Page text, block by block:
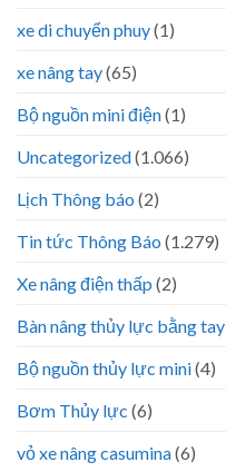
xe di chuyển phuy(1)
xe nâng tay(65)
Bộ nguồn mini điện(1)
Uncategorized(1.066)
Lịch Thông báo (2)
Tin tức Thông Báo (1.279)
Xe nâng điện thấp (2)
Bàn nâng thủy lực bằng tay
Bộ nguồn thủy lực mini(4)
Bơm Thủy lực (6)
vỏ xe nâng casumina(6)